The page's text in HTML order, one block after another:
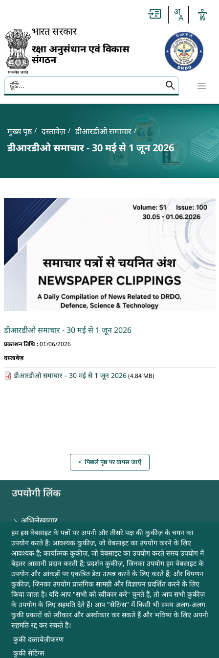
भारत सरकार
रक्षा अनुसंधान एवं विकास
संगठन
Search here
Breadcrumb
मुख्य पृष्ठ दस्तावेज़ डीआरडीओ समाचार
डीआरडीओ समाचार - 30 मई से 1 जून 2026
डीआरडीओ समाचार - 30 मई से 1 जून 2026
प्रकाशन तिथि :01/06/2026
दस्तावेज़
डीआरडीओ समाचार - 30 मई से 1 जून 2026(4.84 MB)
हम इस वेबसाइट के पन्नों पर अपनी और तीसरे पक्ष की कुकीज़ के चयन का
उपयोग करते हैं: आवश्यक कुकीज़, जो वेबसाइट का उपयोग करने के लिए
आवश्यक हैं; कार्यात्मक कुकीज़, जो वेबसाइट का उपयोग करते समय उपयोग में
बेहतर आसानी प्रदान करती हैं; प्रदर्शन कुकीज़, जिनका उपयोग हम वेबसाइट के
उपयोग और आंकड़ों पर एकत्रित डेटा उत्पन्न करने के लिए करते हैं; और विपणन
कुकीज़, जिनका उपयोग प्रासंगिक सामग्री और विज्ञापन प्रदर्शित करने के लिए
किया जाता है। यदि आप "सभी को स्वीकार करें" चुनते हैं, तो आप सभी कुकीज़
के उपयोग के लिए सहमति देते हैं। आप "सेटिंग्स" में किसी भी समय अलग-अलग
कुकी प्रकारों को स्वीकार और अस्वीकार कर सकते हैं और भविष्य के लिए अपनी
सहमति रद्द कर सकते हैं।
कुकी दस्तावेज़ीकरण
कुकी सेटिंग्स
< पिछले पृष्ठ पर वापस जाएँ
उपयोगी लिंक
अभिलेखागार
वेबसाइट नीतियाँ
हमसे संपर्क करें
साइटमैप
मदद
अन्य उपयोगी लिंक
Untitled
Slide